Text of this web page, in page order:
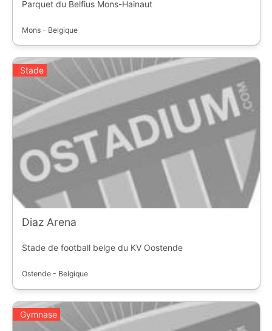
Parquet du Belfius Mons-Hainaut
Mons - Belgique
Stade
Diaz Arena
Stade de football belge du KV Oostende
Ostende - Belgique
Gymnase